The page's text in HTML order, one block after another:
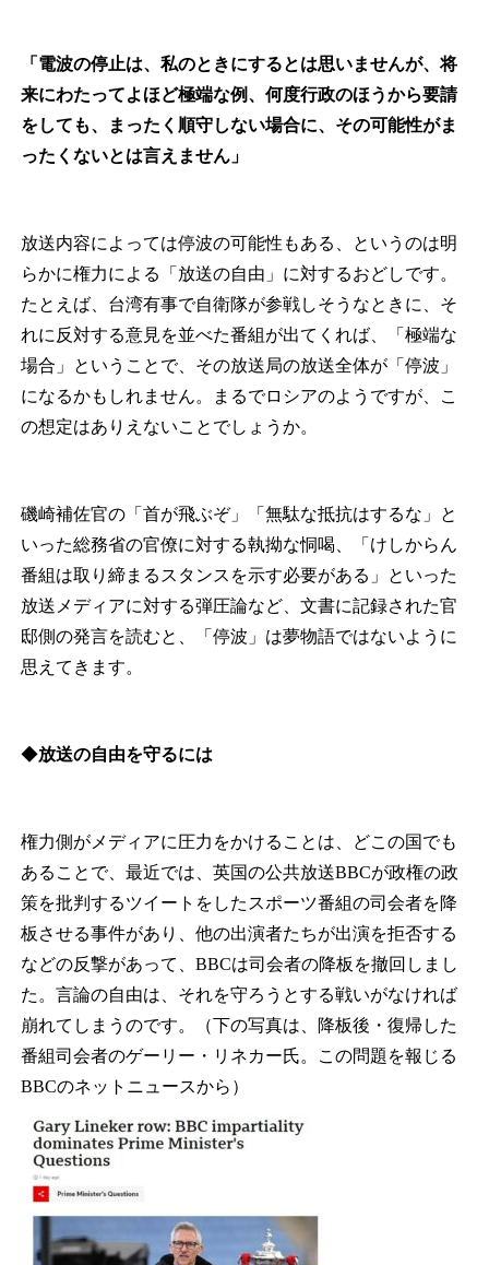
「電波の停止は、私のときにするとは思いませんが、将
来にわたってよほど極端な例、何度行政のほうから要請
をしても、まったく順守しない場合に、その可能性がま
ったくないとは言えません」
放送内容によっては停波の可能性もある、というのは明
らかに権力による「放送の自由」に対するおどしです。
たとえば、台湾有事で自衛隊が参戦しそうなときに、そ
れに反対する意見を並べた番組が出てくれば、「極端な
場合」ということで、その放送局の放送全体が「停波」
になるかもしれません。まるでロシアのようですが、こ
の想定はありえないことでしょうか。
磯崎補佐官の「首が飛ぶぞ」「無駄な抵抗はするな」と
いった総務省の官僚に対する執拗な恫喝、「けしからん
番組は取り締まるスタンスを示す必要がある」といった
放送メディアに対する弾圧論など、文書に記録された官
邸側の発言を読むと、「停波」は夢物語ではないように
思えてきます。
◆放送の自由を守るには
権力側がメディアに圧力をかけることは、どこの国でも
あることで、最近では、英国の公共放送BBCが政権の政
策を批判するツイートをしたスポーツ番組の司会者を降
板させる事件があり、他の出演者たちが出演を拒否する
などの反撃があって、BBCは司会者の降板を撤回しまし
た。言論の自由は、それを守ろうとする戦いがなければ
崩れてしまうのです。（下の写真は、降板後・復帰した
番組司会者のゲーリー・リネカー氏。この問題を報じる
BBCのネットニュースから）